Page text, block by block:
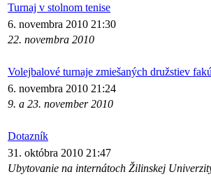
Turnaj v stolnom tenise
6. novembra 2010 21:30
22. novembra 2010
Volejbalové turnaje zmiešaných družstiev
6. novembra 2010 21:24
9. a 23. november 2010
Dotazník
31. októbra 2010 21:47
Ubytovanie na internátoch Žilinskej